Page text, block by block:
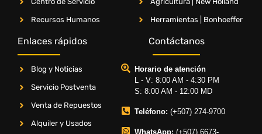
Recursos Humanos Herramientas | Bonhoeffer
Enlaces rápidos
Blog y Noticias
Servicio Postventa
Venta de Repuestos
Alquiler y Usados
Contáctanos
Horario de atención
L - V: 8:00 AM - 4:30 PM
S: 8:00 AM - 12:00 MD
Teléfono: (+507) 274-9700
WhatsApp: (+507) 6673-